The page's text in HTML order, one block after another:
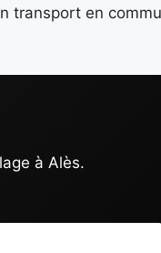
transport en
à Alès.